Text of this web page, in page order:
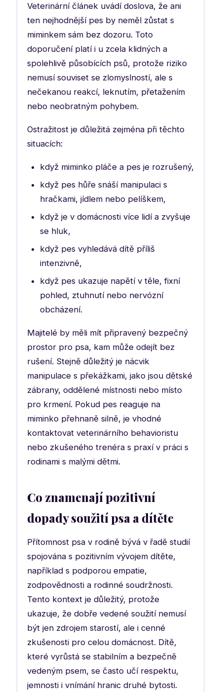
Veterinární článek uvádí doslova, že ani
ten nejhodnější pes by neměl zůstat s
miminkem sám bez dozoru. Toto
doporučení platí i u zcela klidných a
spolehlivě působících psů, protože riziko
nemusí souviset se zlomyslností, ale s
nečekanou reakcí, leknutím, přetažením
nebo neobratným pohybem.
Ostražitost je důležitá zejména při těchto
situacích:
když miminko pláče a pes je rozrušený,
když pes hůře snáší manipulaci s
hračkami, jídlem nebo pelíškem,
když je v domácnosti více lidí a zvyšuje
se hluk,
když pes vyhledává dítě příliš
intenzivně,
když pes ukazuje napětí v těle, fixní
pohled, ztuhnutí nebo nervózní
obcházení.
Majitelé by měli mít připravený bezpečný
prostor pro psa, kam může odejít bez
rušení. Stejně důležitý je nácvik
manipulace s překážkami, jako jsou dětské
zábrany, oddělené místnosti nebo místo
pro krmení. Pokud pes reaguje na
miminko přehnaně silně, je vhodné
kontaktovat veterinárního behavioristu
nebo zkušeného trenéra s praxí v práci s
rodinami s malými dětmi.
Co znamenají pozitivní
dopady soužití psa a dítěte
Přítomnost psa v rodině bývá v řadě studií
spojována s pozitivním vývojem dítěte,
například s podporou empatie,
zodpovědnosti a rodinné soudržnosti.
Tento kontext je důležitý, protože
ukazuje, že dobře vedené soužití nemusí
být jen zdrojem starostí, ale i cenné
zkušenosti pro celou domácnost. Dítě,
které vyrůstá se stabilním a bezpečně
vedeným psem, se často učí respektu,
jemnosti i vnímání hranic druhé bytosti.